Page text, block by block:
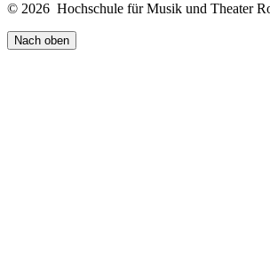
© 2026 Hochschule für Musik und Theater
Nach oben